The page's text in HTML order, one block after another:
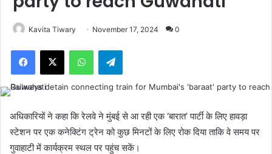
Kavita Tiwary November 17, 2024 0
Facebook
X WhatsAppTelegram
अधिकारियों ने कहा कि रेलवे ने मुंबई से आ रही एक ‘बारात’ पार्टी के लिए हावड़ा
स्टेशन पर एक कनेक्टिंग ट्रेन को कुछ मिनटों के लिए रोक दिया ताकि वे समय पर
गुवाहाटी में कार्यक्रम स्थल पर पहुंच सकें।